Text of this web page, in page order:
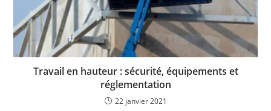
Travail en hauteur : sécurité, équipements et
réglementation
22 janvier 2021